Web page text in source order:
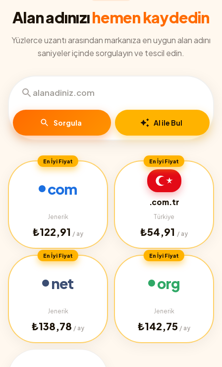
Alan adınızıhemen kaydedin
Yüzlerce uzantı arasından markanıza en uygun alan adını
saniyeler içinde sorgulayın ve tescil edin.
Sorgula AI ile Bul
En İyi Fiyat
com
Jenerik
₺122,91 / ay
En İyi Fiyat
.com.tr
Türkiye
₺54,91 / ay
En İyi Fiyat
net
Jenerik
₺138,78 / ay
En İyi Fiyat
org
Jenerik
₺142,75 / ay